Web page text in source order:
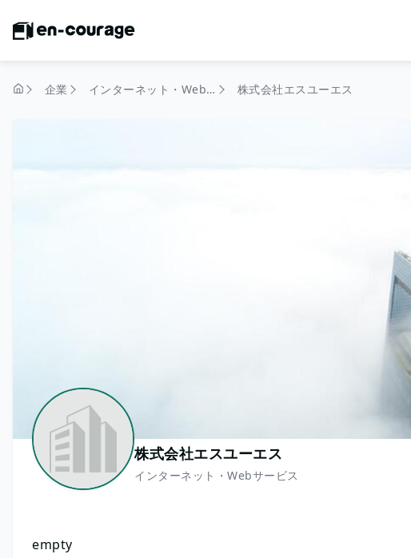
企業 インターネット・Webサービス 株式会社エスユーエス
株式会社エスユーエス
インターネット・Webサービス
empty